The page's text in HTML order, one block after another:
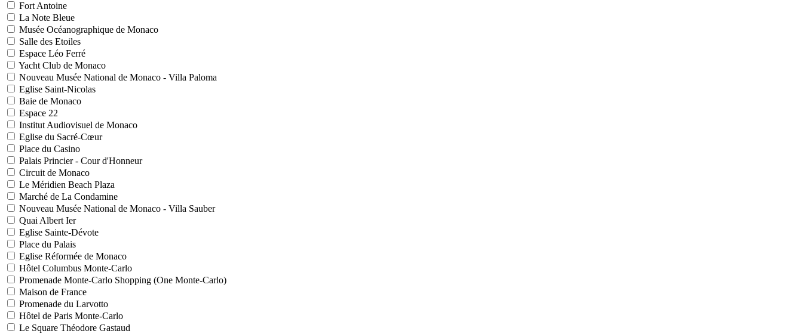
Fort Antoine
La Note Bleue
Musée Océanographique de Monaco
Salle des Etoiles
Espace Léo Ferré
Yacht Club de Monaco
Nouveau Musée National de Monaco - Villa Paloma
Eglise Saint-Nicolas
Baie de Monaco
Espace 22
Institut Audiovisuel de Monaco
Eglise du Sacré-Cœur
Place du Casino
Palais Princier - Cour d'Honneur
Circuit de Monaco
Le Méridien Beach Plaza
Marché de La Condamine
Nouveau Musée National de Monaco - Villa Sauber
Quai Albert Ier
Eglise Sainte-Dévote
Place du Palais
Eglise Réformée de Monaco
Hôtel Columbus Monte-Carlo
Promenade Monte-Carlo Shopping (One Monte-Carlo)
Maison de France
Promenade du Larvotto
Hôtel de Paris Monte-Carlo
Le Square Théodore Gastaud